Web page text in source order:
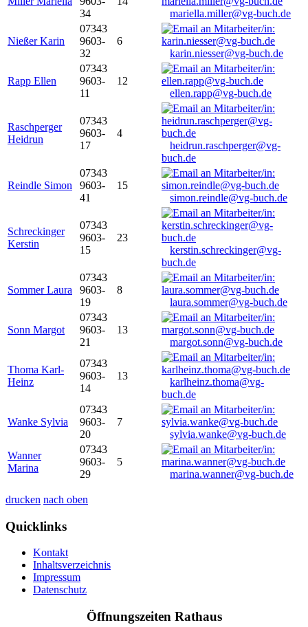
34
mariella.miller@vg-buch.de
Nießer Karin
07343
9603-
32
6
karin.niesser@vg-buch.de
Rapp Ellen
07343
9603-
11
12
ellen.rapp@vg-buch.de
Raschperger
Heidrun
07343
9603-
17
4
heidrun.raschperger@vg-
buch.de
Reindle Simon
07343
9603-
41
15
simon.reindle@vg-buch.de
Schreckinger
Kerstin
07343
9603-
15
23
kerstin.schreckinger@vg-
buch.de
Sommer Laura
07343
9603-
19
8
laura.sommer@vg-buch.de
Sonn Margot
07343
9603-
21
13
margot.sonn@vg-buch.de
Thoma Karl-
Heinz
07343
9603-
14
13
karlheinz.thoma@vg-
buch.de
Wanke Sylvia
07343
9603-
20
7
sylvia.wanke@vg-buch.de
Wanner
Marina
07343
9603-
29
5
marina.wanner@vg-buch.de
drucken nach oben
Quicklinks
Kontakt
Inhaltsverzeichnis
Impressum
Datenschutz
Öffnungszeiten Rathaus